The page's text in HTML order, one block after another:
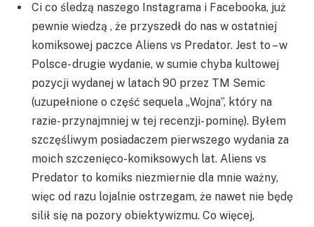
Ci co śledzą naszego Instagrama i Facebooka, już
pewnie wiedzą , że przyszedł do nas w ostatniej
komiksowej paczce Aliens vs Predator. Jest to – w
Polsce- drugie wydanie, w sumie chyba kultowej
pozycji wydanej w latach 90 przez TM Semic
(uzupełnione o część sequela „Wojna”, który na
razie- przynajmniej w tej recenzji- pominę). Byłem
szczęśliwym posiadaczem pierwszego wydania za
moich szczenięco-komiksowych lat. Aliens vs
Predator to komiks niezmiernie dla mnie ważny,
więc od razu lojalnie ostrzegam, że nawet nie będę
silił się na pozory obiektywizmu. Co więcej,